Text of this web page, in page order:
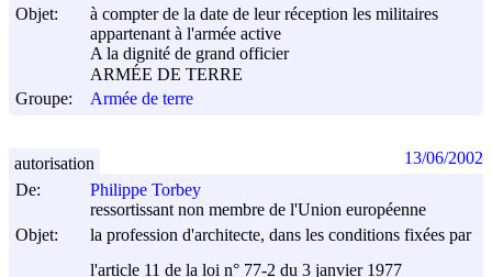
Objet:
à compter de la date de leur réception les militaires
appartenant à l'armée active
A la dignité de grand officier
ARMÉE DE TERRE
Groupe:
Armée de terre
De:
Philippe Torbey
ressortissant non membre de l'Union européenne
Objet:
la profession d'architecte, dans les conditions fixées par
l'article 11 de la loi n° 77-2 du 3 janvier 1977
autorisation 13/06/2002